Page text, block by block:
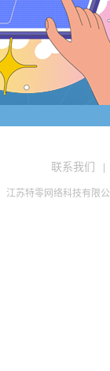
联系我们
江苏特零网络科技有限